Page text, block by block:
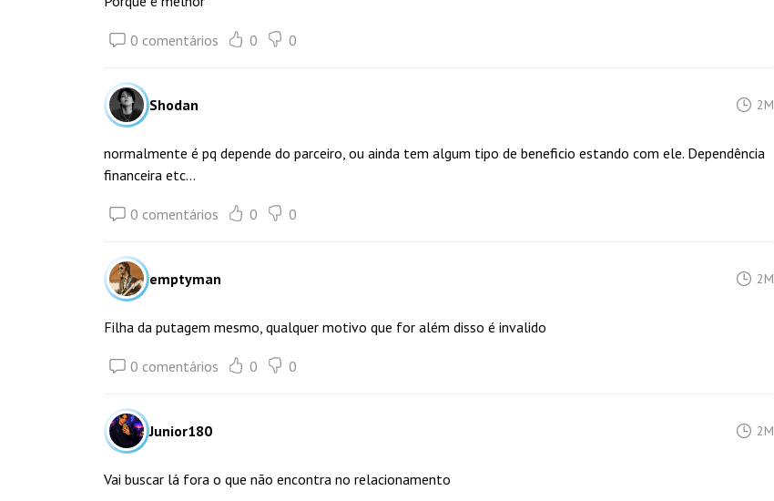
0 comentários 0 0
Shodan 2M
normalmente é pq depende do parceiro, ou ainda tem algum tipo de beneficio estando com ele. Dependência
financeira etc...
0 comentários 0 0
emptyman 2M
Filha da putagem mesmo, qualquer motivo que for além disso é invalido
0 comentários 0 0
Junior180 2M
Vai buscar lá fora o que não encontra no relacionamento